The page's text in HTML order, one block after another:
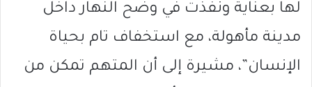
لها بعناية ونُفذت في وضح النهار داخل
مدينة مأهولة، مع استخفاف تام بحياة
الإنسان”، مشيرة إلى أن المتهم تمكن من